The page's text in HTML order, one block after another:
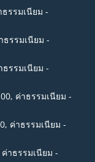
รรมเนียม -
ธรรมเนียม -
รรมเนียม -
ค่าธรรมเนียม -
ค่าธรรมเนียม -
าธรรมเนียม -